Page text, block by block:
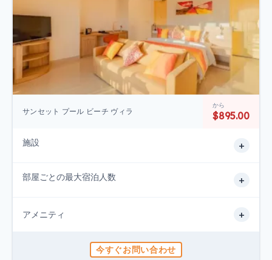
サンセット プール ビーチ ヴィラ
から
$895.00
施設 +
部屋ごとの最大宿泊人数 +
アメニティ +
今すぐお問い合わせ